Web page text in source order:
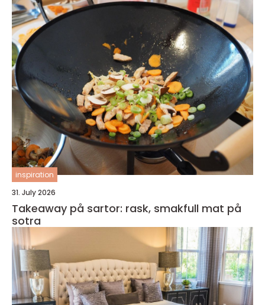
inspiration
31. July 2026
Takeaway på sartor: rask, smakfull mat på
sotra